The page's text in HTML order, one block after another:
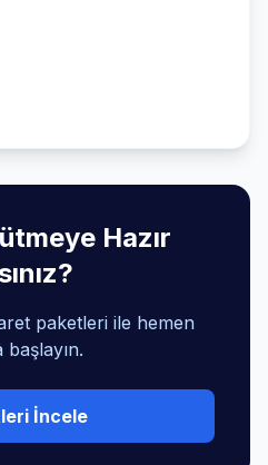
Hazır
paketleri ile hemen
başlayın.
İncele